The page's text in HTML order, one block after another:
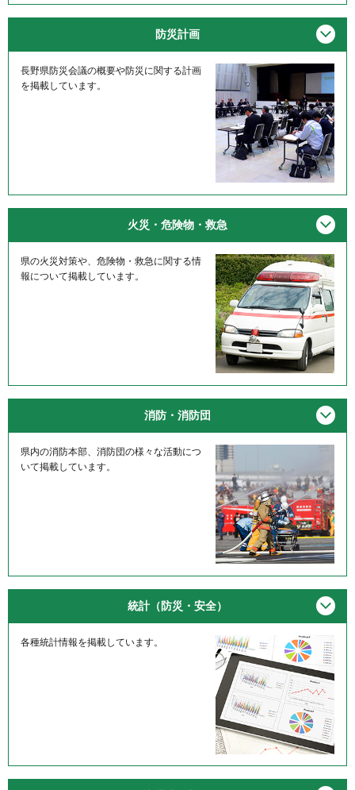
防災計画
長野県防災会議の概要や防災に関する計画
を掲載しています。
火災・危険物・救急
県の火災対策や、危険物・救急に関する情
報について掲載しています。
消防・消防団
県内の消防本部、消防団の様々な活動につ
いて掲載しています。
統計（防災・安全）
各種統計情報を掲載しています。